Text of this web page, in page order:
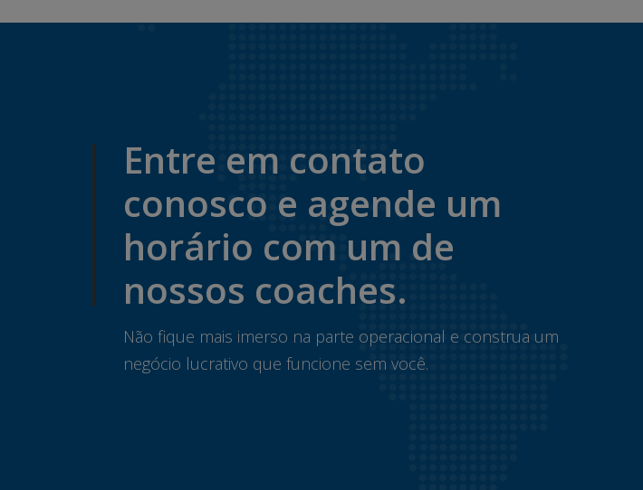
Entre em contato
conosco e agende um
horário com um de
nossos coaches.
Não fique mais imerso na parte operacional e construa um
negócio lucrativo que funcione sem você.